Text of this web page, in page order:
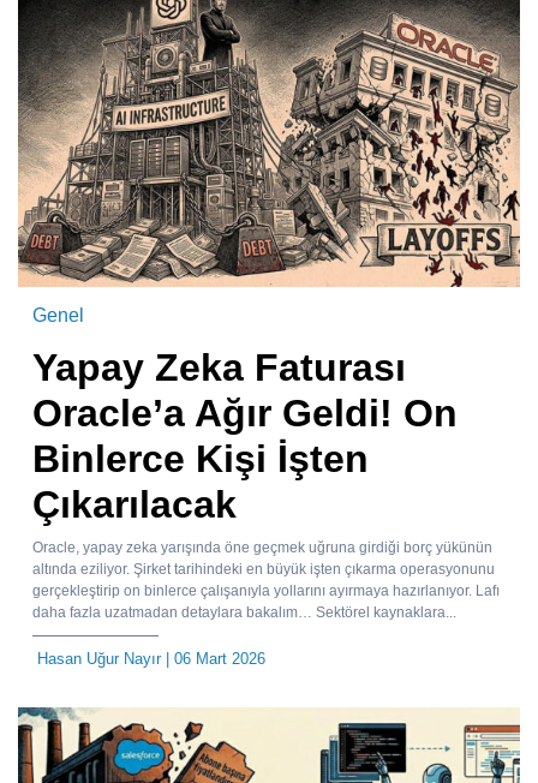
Genel
Yapay Zeka Faturası
Oracle’a Ağır Geldi! On
Binlerce Kişi İşten
Çıkarılacak
Oracle, yapay zeka yarışında öne geçmek uğruna girdiği borç yükünün
altında eziliyor. Şirket tarihindeki en büyük işten çıkarma operasyonunu
gerçekleştirip on binlerce çalışanıyla yollarını ayırmaya hazırlanıyor. Lafı
daha fazla uzatmadan detaylara bakalım… Sektörel kaynaklara...
Hasan Uğur Nayır| 06 Mart 2026